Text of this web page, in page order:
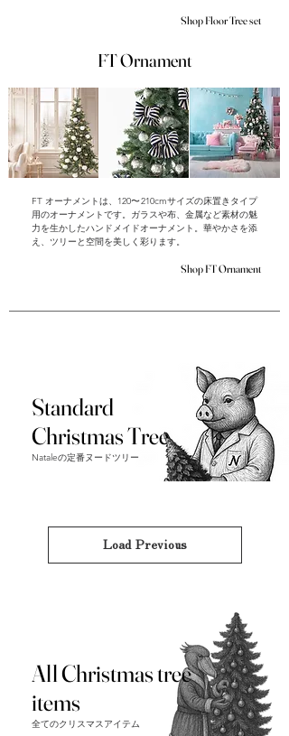
Shop Floor Tree set
FT Ornament
FT オーナメントは、120〜210cmサイズの床置きタイプ
用のオーナメントです。ガラスや布、金属など素材の魅
力を生かしたハンドメイドオーナメント。華やかさを添
え、ツリーと空間を美しく彩ります。
Shop FT Ornament
Standard
Christmas Tree
Nataleの定番ヌードツリー
Load Previous
All Christmas tree
items
全てのクリスマスアイテム